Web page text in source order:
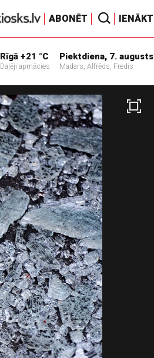
ABONĒT IENĀKT
Rīgā +21 °C
Daļēji apmācies
Piektdiena, 7. augusts
Madars, Alfrēds, Fredis